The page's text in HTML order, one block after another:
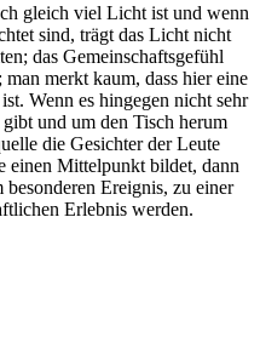
gleich viel Licht ist und wenn
sind, trägt das Licht nicht
das Gemeinschaftsgefühl
merkt kaum, dass hier eine
Wenn es hingegen nicht sehr
und um den Tisch herum
die Gesichter der Leute
einen Mittelpunkt bildet, dann
besonderen Ereignis, zu einer
Erlebnis werden.